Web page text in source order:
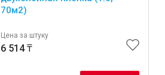
70м2)
Цена за штуку
6 514 ₸